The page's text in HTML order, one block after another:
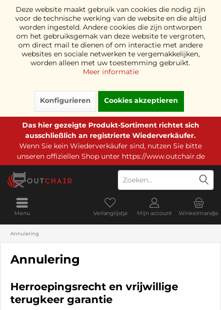
Deze website maakt gebruik van cookies die nodig zijn
voor de technische werking van de website en die altijd
worden ingesteld. Andere cookies die zijn ontworpen
om het gebruiksgemak van deze website te vergroten,
om direct mail te dienen of om interactie met andere
websites en sociale netwerken te vergemakkelijken,
worden alleen met uw toestemming gebruikt.
Meer informatie
Konfigurieren Cookies akzeptieren
Das hier gezeigte Produkt-Sortiment richtet sich
ausschließlich an registrierte Wiederverkäufer.
Wenn Sie kein Wiederverkäufer sind, nutzen Sie bitte
unseren offiziellen Shop unter https://www.outchair.de
Menu Winkelmandje
Verlanglijstje Mijn account
Annulering
Annulering
Herroepingsrecht en vrijwillige
terugkeer garantie